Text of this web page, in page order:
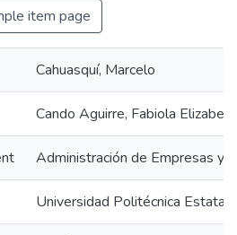
item page
Cahuasquí, Marcelo
Cando Aguirre, Fabiola Elizabeth
Administración de Empresas y
Universidad Politécnica Estatal